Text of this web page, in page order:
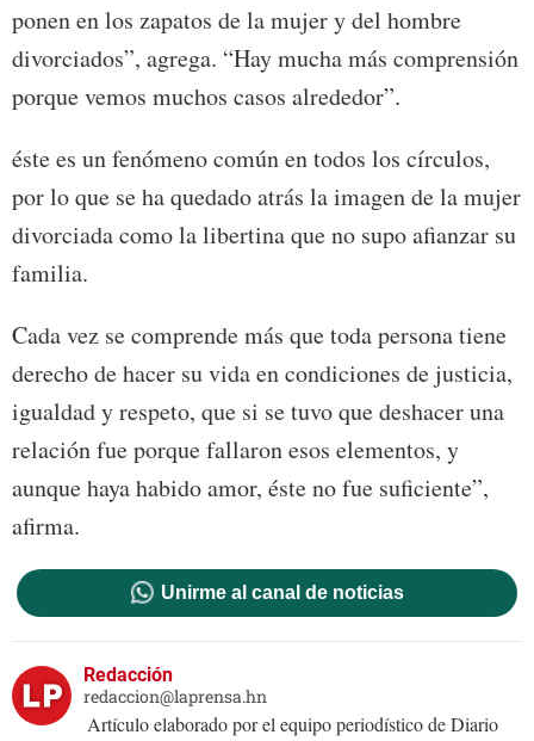
ponen en los zapatos de la mujer y del hombre
divorciados”, agrega. “Hay mucha más comprensión
porque vemos muchos casos alrededor”.
éste es un fenómeno común en todos los círculos,
por lo que se ha quedado atrás la imagen de la mujer
divorciada como la libertina que no supo afianzar su
familia.
Cada vez se comprende más que toda persona tiene
derecho de hacer su vida en condiciones de justicia,
igualdad y respeto, que si se tuvo que deshacer una
relación fue porque fallaron esos elementos, y
aunque haya habido amor, éste no fue suficiente”,
afirma.
Unirme al canal de noticias
Redacción
redaccion@laprensa.hn
Artículo elaborado por el equipo periodístico de Diario